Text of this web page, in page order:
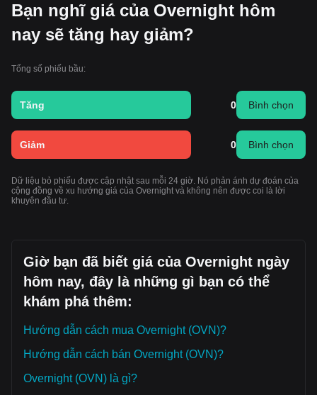
Bạn nghĩ giá của Overnight hôm
nay sẽ tăng hay giảm?
Tổng số phiếu bầu:
Tăng 0 Bình chọn
Giảm 0 Bình chọn
Dữ liệu bỏ phiếu được cập nhật sau mỗi 24 giờ. Nó phản ánh dự đoán của
cộng đồng về xu hướng giá của Overnight và không nên được coi là lời
khuyên đầu tư.
Giờ bạn đã biết giá của Overnight ngày
hôm nay, đây là những gì bạn có thể
khám phá thêm:
Hướng dẫn cách mua Overnight (OVN)?
Hướng dẫn cách bán Overnight (OVN)?
Overnight (OVN) là gì?